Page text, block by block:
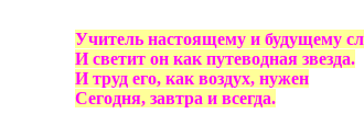
Учитель настоящему и будущему
И светит он как путеводная звезда.
И труд его, как воздух, нужен
Сегодня, завтра и всегда.